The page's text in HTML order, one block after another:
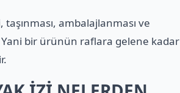
ambalajlanması ve
bir ürünün raflara gelene kadar